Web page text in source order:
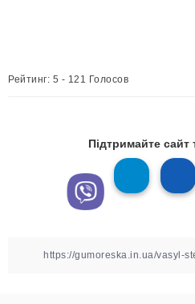
Рейтинг: 5 - 121 Голосов
Підтримайте сайт